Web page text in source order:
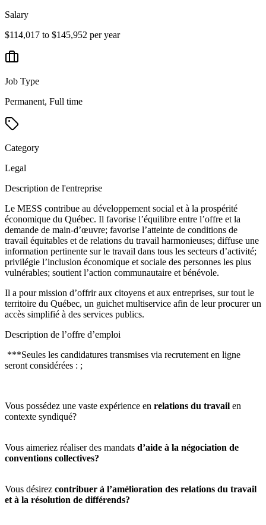
Salary
$114,017 to $145,952 per year
Job Type
Permanent, Full time
Category
Legal
Description de l'entreprise
Le MESS contribue au développement social et à la prospérité
économique du Québec. Il favorise l’équilibre entre l’offre et la
demande de main-d’œuvre; favorise l’atteinte de conditions de
travail équitables et de relations du travail harmonieuses; diffuse une
information pertinente sur le travail dans tous les secteurs d’activité;
privilégie l’inclusion économique et sociale des personnes les plus
vulnérables; soutient l’action communautaire et bénévole.
Il a pour mission d’offrir aux citoyens et aux entreprises, sur tout le
territoire du Québec, un guichet multiservice afin de leur procurer un
accès simplifié à des services publics.
Description de l’offre d’emploi
***Seules les candidatures transmises via recrutement en ligne
seront considérées : ;
Vous possédez une vaste expérience en relations du travail en
contexte syndiqué?
Vous aimeriez réaliser des mandats d’aide à la négociation de
conventions collectives?
Vous désirez contribuer à l’amélioration des relations du travail
et à la résolution de différends?